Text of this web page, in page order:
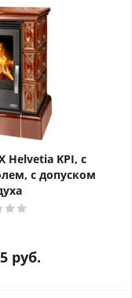
Helvetia KPI, с
с допуском
руб.